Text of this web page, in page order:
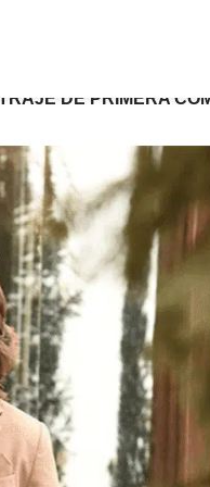
TRAJE DE PRIMERA